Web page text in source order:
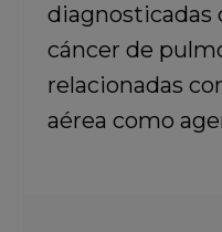
diagnosticadas
cáncer de
relacionadas
aérea como